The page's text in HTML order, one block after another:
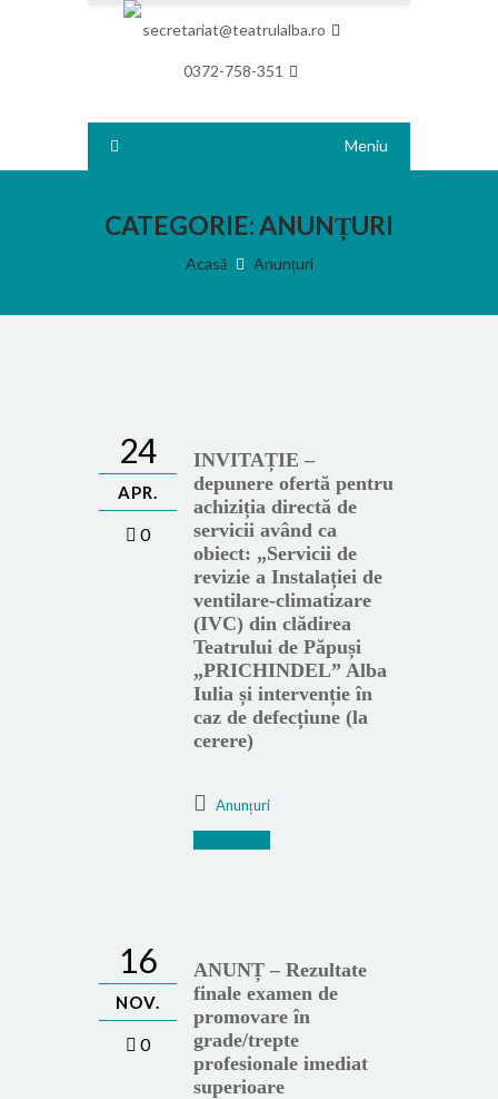
secretariat@teatrulalba.ro
0372-758-351
Meniu
CATEGORIE:ANUNȚURI
Acasă Anunțuri
24
APR.
0
INVITAȚIE –
depunere ofertă pentru
achiziția directă de
servicii având ca
obiect: „Servicii de
revizie a Instalației de
ventilare-climatizare
(IVC) din clădirea
Teatrului de Păpuși
„PRICHINDEL” Alba
Iulia și intervenție în
caz de defecțiune (la
cerere)
Anunțuri
16
NOV.
0
ANUNȚ – Rezultate
finale examen de
promovare în
grade/trepte
profesionale imediat
superioare